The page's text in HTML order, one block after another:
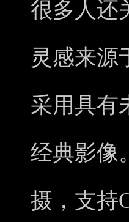
很多人还
灵感来源
采用具有
经典影像
摄，支持